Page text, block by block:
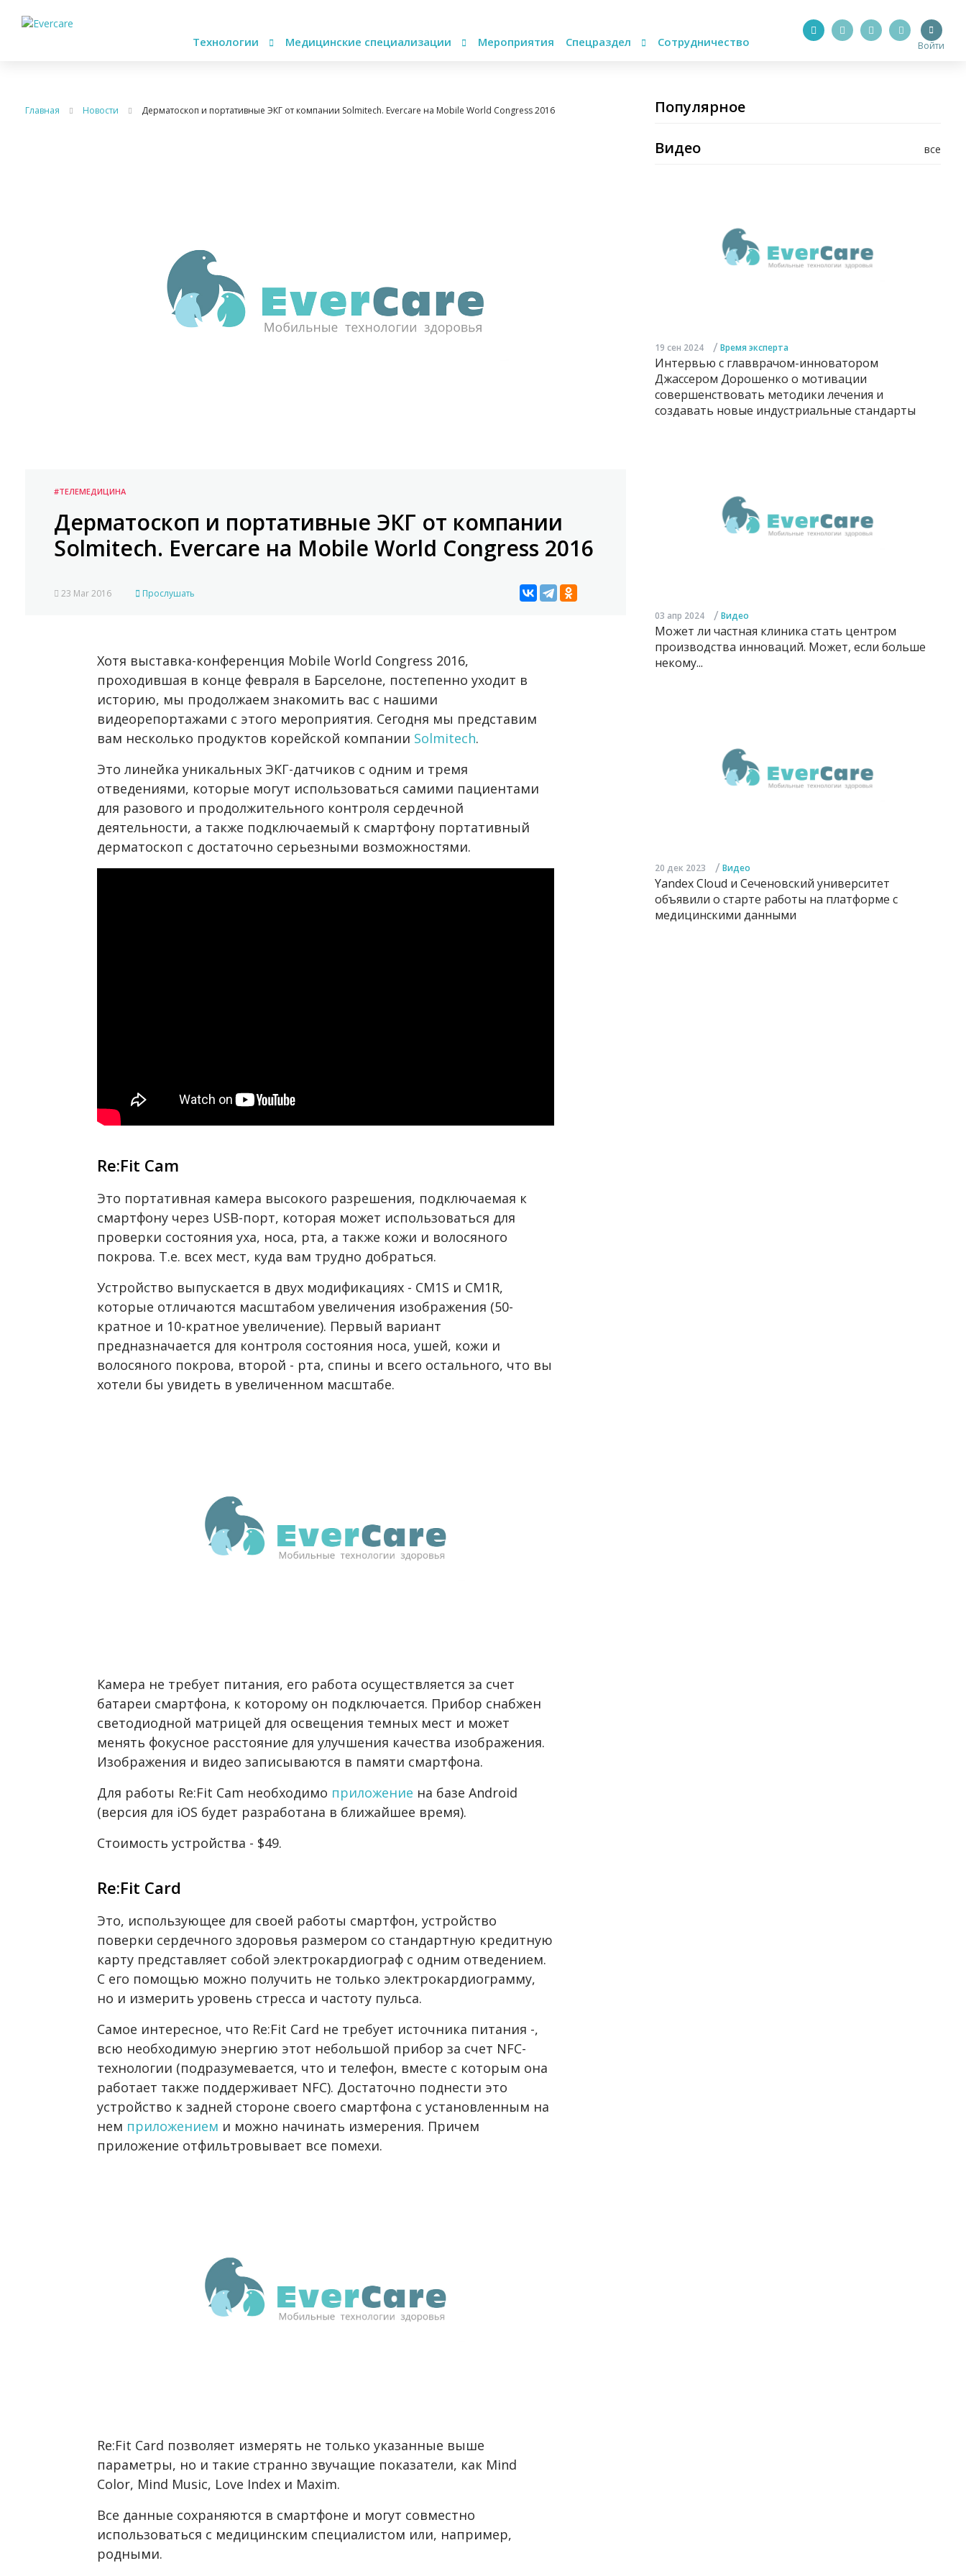
Технологии Медицинские специализации Мероприятия Спецраздел Сотрудничество Войти
Главная Новости Дерматоскоп и портативные ЭКГ от компании Solmitech. Evercare на Mobile World Congress 2016
#ТЕЛЕМЕДИЦИНА
Дерматоскоп и портативные ЭКГ от компании
Solmitech. Evercare на Mobile World Congress 2016
23 Mar 2016 Прослушать
Хотя выставка-конференция Mobile World Congress 2016,
проходившая в конце февраля в Барселоне, постепенно уходит в
историю, мы продолжаем знакомить вас с нашими
видеорепортажами с этого мероприятия. Сегодня мы представим
вам несколько продуктов корейской компании Solmitech.
Это линейка уникальных ЭКГ-датчиков с одним и тремя
отведениями, которые могут использоваться самими пациентами
для разового и продолжительного контроля сердечной
деятельности, а также подключаемый к смартфону портативный
дерматоскоп с достаточно серьезными возможностями.
Re:Fit Cam
Это портативная камера высокого разрешения, подключаемая к
смартфону через USB-порт, которая может использоваться для
проверки состояния уха, носа, рта, а также кожи и волосяного
покрова. Т.е. всех мест, куда вам трудно добраться.
Устройство выпускается в двух модификациях - CM1S и CM1R,
которые отличаются масштабом увеличения изображения (50-
кратное и 10-кратное увеличение). Первый вариант
предназначается для контроля состояния носа, ушей, кожи и
волосяного покрова, второй - рта, спины и всего остального, что вы
хотели бы увидеть в увеличенном масштабе.
Камера не требует питания, его работа осуществляется за счет
батареи смартфона, к которому он подключается. Прибор снабжен
светодиодной матрицей для освещения темных мест и может
менять фокусное расстояние для улучшения качества изображения.
Изображения и видео записываются в памяти смартфона.
Для работы Re:Fit Cam необходимо приложение на базе Android
(версия для iOS будет разработана в ближайшее время).
Стоимость устройства - $49.
Re:Fit Card
Это, использующее для своей работы смартфон, устройство
поверки сердечного здоровья размером со стандартную кредитную
карту представляет собой электрокардиограф с одним отведением.
С его помощью можно получить не только электрокардиограмму,
но и измерить уровень стресса и частоту пульса.
Самое интересное, что Re:Fit Card не требует источника питания -,
всю необходимую энергию этот небольшой прибор за счет NFC-
технологии (подразумевается, что и телефон, вместе с которым она
работает также поддерживает NFC). Достаточно поднести это
устройство к задней стороне своего смартфона с установленным на
нем приложением и можно начинать измерения. Причем
приложение отфильтровывает все помехи.
Re:Fit Card позволяет измерять не только указанные выше
параметры, но и такие странно звучащие показатели, как Mind
Color, Mind Music, Love Index и Maxim.
Все данные сохраняются в смартфоне и могут совместно
использоваться с медицинским специалистом или, например,
родными.
Популярное
все
Видео
19 сен 2024 / Время эксперта
Интервью с главврачом-инноватором
Джассером Дорошенко о мотивации
совершенствовать методики лечения и
создавать новые индустриальные стандарты
03 апр 2024 / Видео
Может ли частная клиника стать центром
производства инноваций. Может, если больше
некому...
20 дек 2023 / Видео
Yandex Cloud и Сеченовский университет
объявили о старте работы на платформе с
медицинскими данными